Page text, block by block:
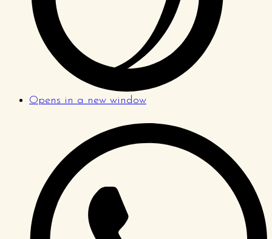
Opens in a new window